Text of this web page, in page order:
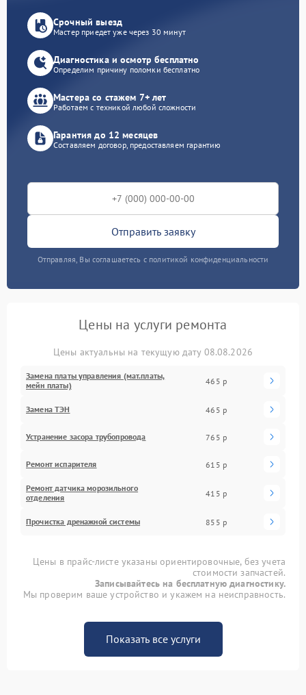
Срочный выезд
Мастер приедет уже через 30 минут
Диагностика и осмотр бесплатно
Определим причину поломки бесплатно
Мастера со стажем 7+ лет
Работаем с техникой любой сложности
Гарантия до 12 месяцев
Составляем договор, предоставляем гарантию
Отправить заявку
Отправляя, Вы соглашаетесь с политикой конфиденциальности
Цены на услуги ремонта
Цены актуальны на текущую дату 08.08.2026
Замена платы управления (мат.платы,
мейн платы)
465 р
Замена ТЭН 465 р
Устранение засора трубопровода 765 р
Ремонт испарителя 615 р
Ремонт датчика морозильного
отделения
415 р
Прочистка дренажной системы 855 р
Цены в прайс-листе указаны ориентировочные, без учета
стоимости запчастей.
Записывайтесь на бесплатную диагностику.
Мы проверим ваше устройство и укажем на неисправность.
Показать все услуги